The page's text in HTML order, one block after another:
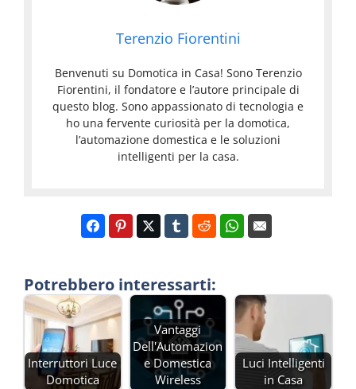
Terenzio Fiorentini
Benvenuti su Domotica in Casa! Sono Terenzio
Fiorentini, il fondatore e l’autore principale di
questo blog. Sono appassionato di tecnologia e
ho una fervente curiosità per la domotica,
l’automazione domestica e le soluzioni
intelligenti per la casa.
Potrebbero interessarti:
Interruttori Luce
Domotica
Vantaggi
Dell'Automazion
e Domestica
Wireless
Luci Intelligenti
in Casa